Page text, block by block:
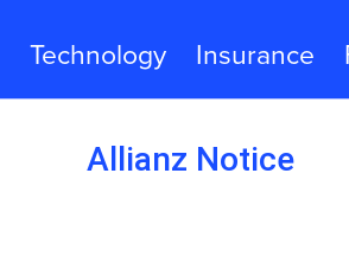
Technology Insurance
Allianz Notice